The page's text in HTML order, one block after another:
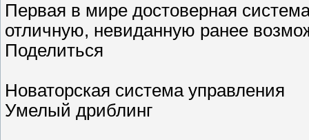
Первая в мире достоверная
отличную, невиданную ранее
Поделиться
Новаторская система управления
Умелый дриблинг